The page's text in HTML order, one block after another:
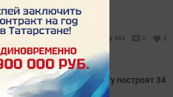
363 0 0
В Татарстане по нацпроекту построят 34
ФАПа до конца года